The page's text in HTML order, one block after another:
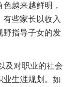
越来越鲜明，
些家长以收入
野指导子女的发
对职业的社会
业生涯规划。如